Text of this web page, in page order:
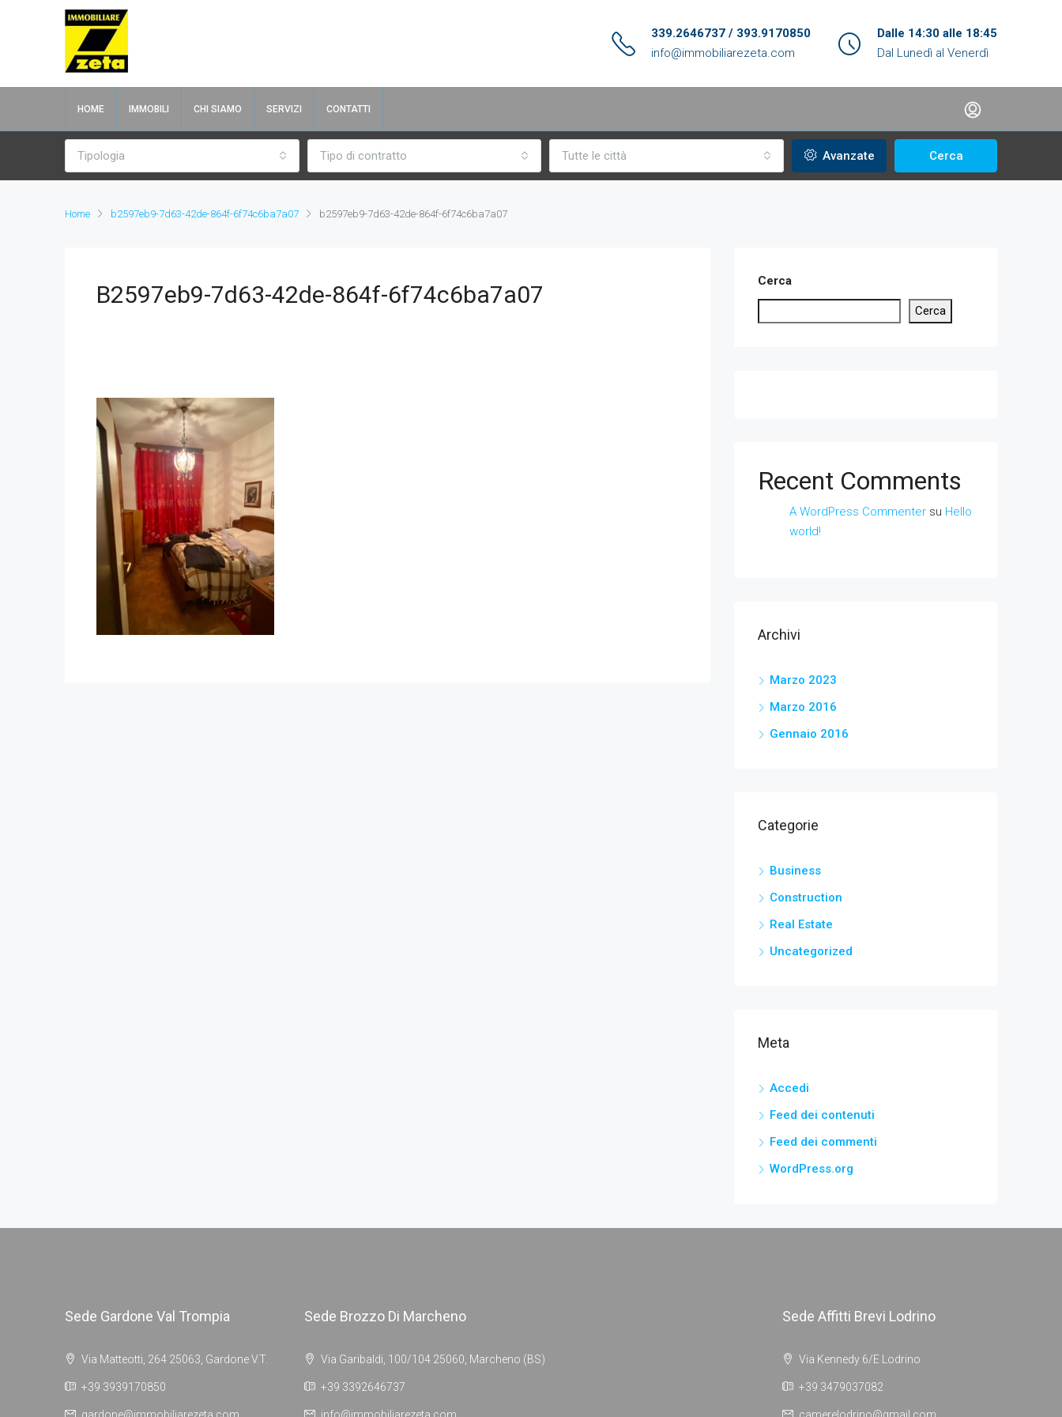
339.2646737 / 393.9170850
info@immobiliarezeta.com
Dalle 14:30 alle 18:45
Dal Lunedì al Venerdì
HOME IMMOBILI CHI SIAMO SERVIZI CONTATTI
Tipologia Tipo di contratto Tutte le città Avanzate Cerca
Home b2597eb9-7d63-42de-864f-6f74c6ba7a07 b2597eb9-7d63-42de-864f-6f74c6ba7a07
B2597eb9-7d63-42de-864f-6f74c6ba7a07 Cerca
Cerca
Recent Comments
A WordPress Commenter su Hello
world!
Archivi
Marzo 2023
Marzo 2016
Gennaio 2016
Categorie
Business
Construction
Real Estate
Uncategorized
Meta
Accedi
Feed dei contenuti
Feed dei commenti
WordPress.org
Sede Gardone Val Trompia
Via Matteotti, 264 25063, Gardone V.T.
+39 3939170850
Sede Brozzo Di Marcheno
Via Garibaldi, 100/104 25060, Marcheno (BS)
+39 3392646737
Sede Affitti Brevi Lodrino
Via Kennedy 6/E Lodrino
+39 3479037082